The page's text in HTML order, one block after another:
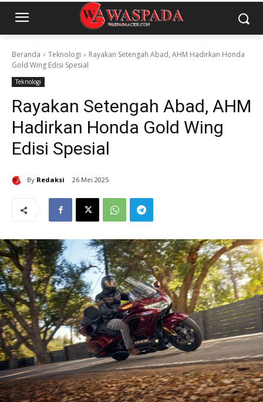
Beranda Teknologi
Rayakan Setengah Abad, AHM Hadirkan Honda
Gold Wing Edisi Spesial
Teknologi
Rayakan Setengah Abad, AHM
Hadirkan Honda Gold Wing
Edisi Spesial
By Redaksi 26 Mei 2025